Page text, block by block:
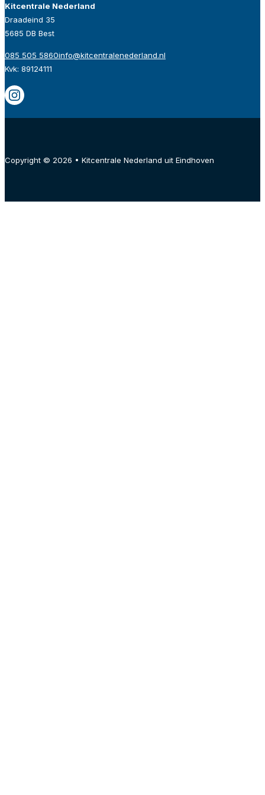
Kitcentrale Nederland
Draadeind 35
5685 DB Best
085 505 5860info@kitcentralenederland.nl
Kvk: 89124111
Copyright © 2026 • Kitcentrale Nederland uit Eindhoven